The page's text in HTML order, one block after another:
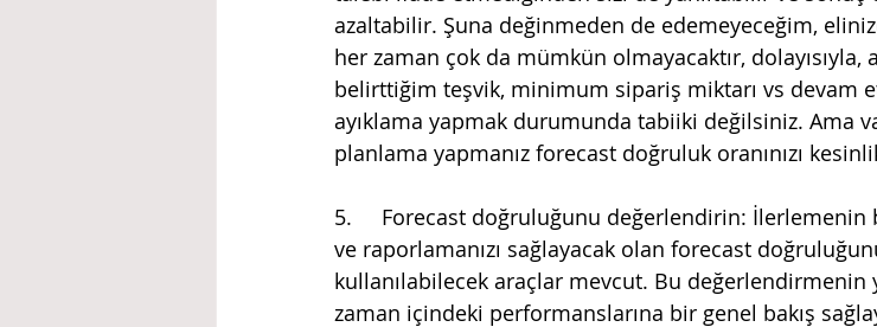
azaltabilir. Şuna değinmeden de edemeyeceğim,
her zaman çok da mümkün olmayacaktır, dolayısıyla,
belirttiğim teşvik, minimum sipariş miktarı vs devam
ayıklama yapmak durumunda tabiiki değilsiniz. Ama
planlama yapmanız forecast doğruluk oranınızı
5.	Forecast doğruluğunu değerlendirin: İlerlemenin belirlenmesine yardımcı olacak
ve raporlamanızı sağlayacak olan forecast
kullanılabilecek araçlar mevcut. Bu değerlendirmenin
zaman içindeki performanslarına bir genel bakış